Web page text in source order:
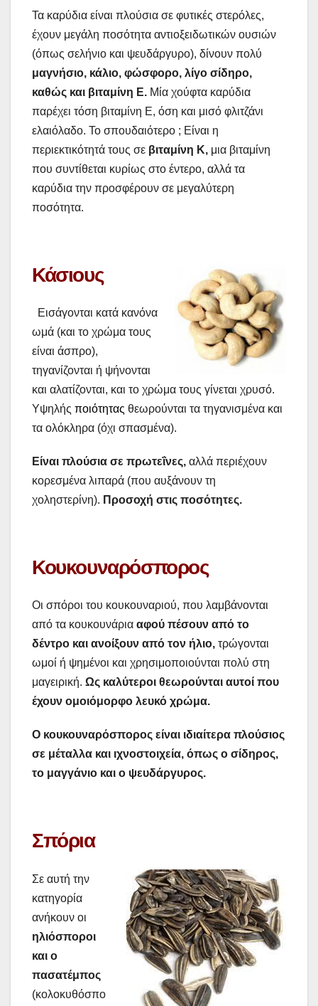
Τα καρύδια είναι πλούσια σε φυτικές στερόλες,
έχουν μεγάλη ποσότητα αντιοξειδωτικών ουσιών
(όπως σελήνιο και ψευδάργυρο), δίνουν πολύ
μαγνήσιο, κάλιο, φώσφορο, λίγο σίδηρο,
καθώς και βιταμίνη Ε. Μία χούφτα καρύδια
παρέχει τόση βιταμίνη Ε, όση και μισό φλιτζάνι
ελαιόλαδο. Το σπουδαιότερο ; Είναι η
περιεκτικότητά τους σε βιταμίνη Κ, μια βιταμίνη
που συντίθεται κυρίως στο έντερο, αλλά τα
καρύδια την προσφέρουν σε μεγαλύτερη
ποσότητα.
Κάσιους
Εισάγονται κατά κανόνα
ωμά (και το χρώμα τους
είναι άσπρο),
τηγανίζονται ή ψήνονται
και αλατίζονται, και το χρώμα τους γίνεται χρυσό.
Υψηλής ποιότητας θεωρούνται τα τηγανισμένα και
τα ολόκληρα (όχι σπασμένα).
Είναι πλούσια σε πρωτεΐνες, αλλά περιέχουν
κορεσμένα λιπαρά (που αυξάνουν τη
χοληστερίνη). Προσοχή στις ποσότητες.
Κουκουναρόσπορος
Oι σπόροι του κουκουναριού, που λαμβάνονται
από τα κουκουνάρια αφού πέσουν από το
δέντρο και ανοίξουν από τον ήλιο, τρώγονται
ωμοί ή ψημένοι και χρησιμοποιούνται πολύ στη
μαγειρική. Ως καλύτεροι θεωρούνται αυτοί που
έχουν ομοιόμορφο λευκό χρώμα.
Ο κουκουναρόσπορος είναι ιδιαίτερα πλούσιος
σε μέταλλα και ιχνοστοιχεία, όπως ο σίδηρος,
το μαγγάνιο και ο ψευδάργυρος.
Σπόρια
Σε αυτή την
κατηγορία
ανήκουν οι
ηλιόσποροι
και ο
πασατέμπος
(κολοκυθόσπο